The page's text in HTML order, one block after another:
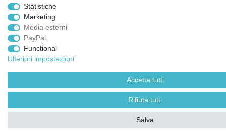
Statistiche
Marketing
Media esterni
PayPal
Functional
Ulteriori impostazioni
Accetta tutti
Rifiuta tutti
Salva